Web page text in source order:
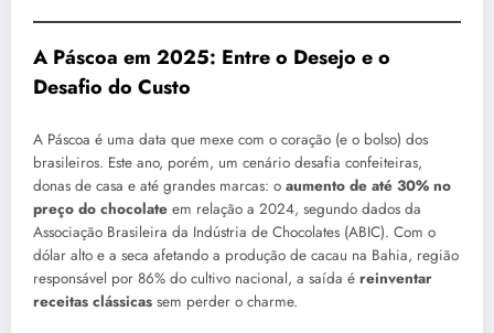
A Páscoa em 2025: Entre o Desejo e o
Desafio do Custo
A Páscoa é uma data que mexe com o coração (e o bolso) dos
brasileiros. Este ano, porém, um cenário desafia confeiteiras,
donas de casa e até grandes marcas: o aumento de até 30% no
preço do chocolate em relação a 2024, segundo dados da
Associação Brasileira da Indústria de Chocolates (ABIC). Com o
dólar alto e a seca afetando a produção de cacau na Bahia, região
responsável por 86% do cultivo nacional, a saída é reinventar
receitas clássicas sem perder o charme.